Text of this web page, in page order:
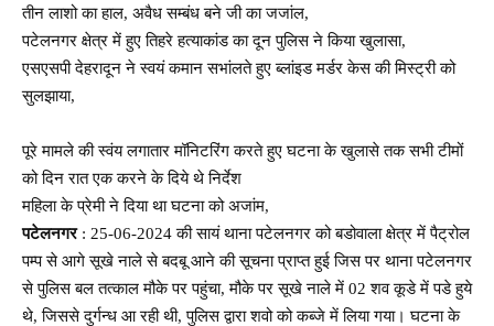
तीन लाशो का हाल, अवैध सम्बंध बने जी का जजांल,
पटेलनगर क्षेत्र में हुए तिहरे हत्याकांड का दून पुलिस ने किया खुलासा,
एसएसपी देहरादून ने स्वयं कमान सभांलते हुए ब्लांइड मर्डर केस की मिस्ट्री को
सुलझाया,
पूरे मामले की स्वंय लगातार मॉनिटरिंग करते हुए घटना के खुलासे तक सभी टीमों
को दिन रात एक करने के दिये थे निर्देश
महिला के प्रेमी ने दिया था घटना को अजांम,
पटेलनगर: 25-06-2024 की सायं थाना पटेलनगर को बडोवाला क्षेत्र में पैट्रोल
पम्प से आगे सूखे नाले से बदबू आने की सूचना प्राप्त हुई जिस पर थाना पटेलनगर
से पुलिस बल तत्काल मौके पर पहुंचा, मौके पर सूखे नाले में 02 शव कूडे में पडे हुये
थे, जिससे दुर्गन्ध आ रही थी, पुलिस द्वारा शवो को कब्जे में लिया गया। घटना के